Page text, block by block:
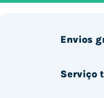
Envios
Serviço